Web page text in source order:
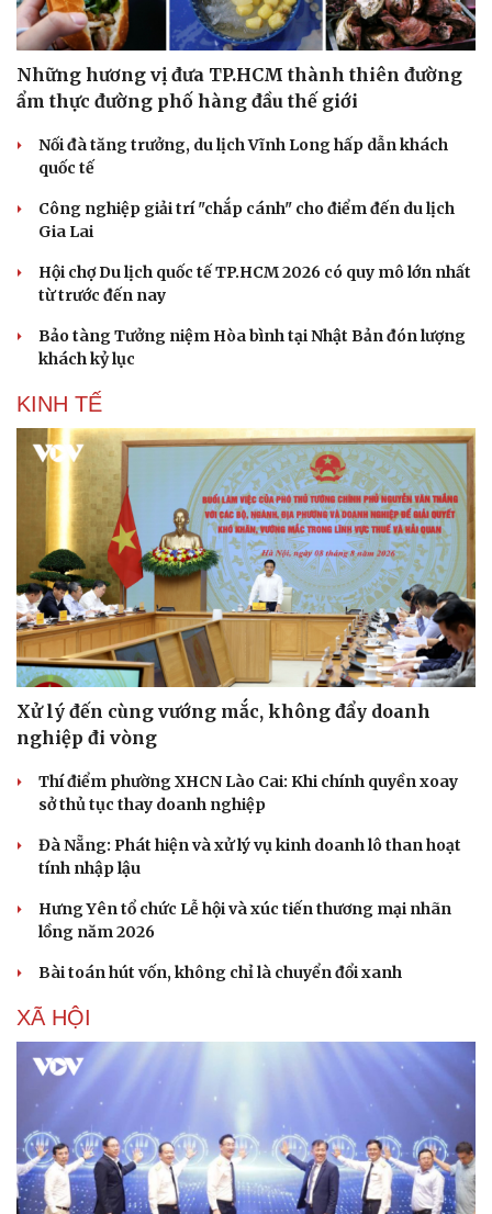
Du lịch
Tư vấn
Săn Tour
Câu chuyện thời sự
Kể chuyện cho bé
Những hương vị đưa TP.HCM thành thiên đường
ẩm thực đường phố hàng đầu thế giới
Nối đà tăng trưởng, du lịch Vĩnh Long hấp dẫn khách
quốc tế
Công nghiệp giải trí "chắp cánh" cho điểm đến du lịch
Gia Lai
Hội chợ Du lịch quốc tế TP.HCM 2026 có quy mô lớn nhất
từ trước đến nay
Bảo tàng Tưởng niệm Hòa bình tại Nhật Bản đón lượng
khách kỷ lục
KINH TẾ
Xử lý đến cùng vướng mắc, không đẩy doanh
nghiệp đi vòng
Thí điểm phường XHCN Lào Cai: Khi chính quyền xoay
sở thủ tục thay doanh nghiệp
Đà Nẵng: Phát hiện và xử lý vụ kinh doanh lô than hoạt
tính nhập lậu
Hưng Yên tổ chức Lễ hội và xúc tiến thương mại nhãn
lồng năm 2026
Bài toán hút vốn, không chỉ là chuyển đổi xanh
XÃ HỘI